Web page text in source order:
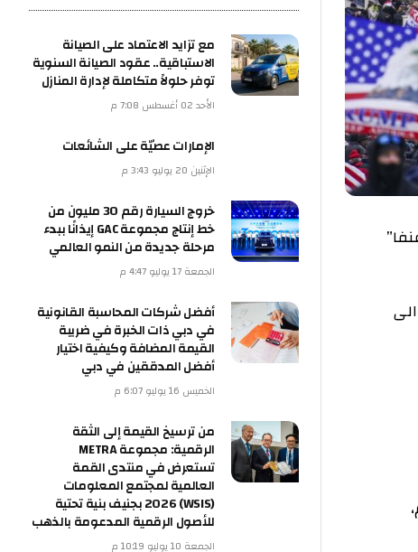
مع تزايد الاعتماد على الصيانة
الاستباقية.. عقود الصيانة السنوية
توفر حلولاً متكاملة لإدارة المنازل
الإمارات عصيّة على الشائعات
خروج السيارة رقم 30 مليون من
خط إنتاج مجموعة GAC إيذانًا ببدء
مرحلة جديدة من النمو العالمي
أفضل شركات المحاسبة القانونية
في دبي ذات الخبرة في ضريبة
القيمة المضافة وكيفية اختيار
أفضل المدققين في دبي
من ترسيخ القيمة إلى الثقة
الرقمية: مجموعة METRA
تستعرض في منتدى القمة
العالمية لمجتمع المعلومات
(WSIS) 2026 بجنيف بنية تحتية
للأصول الرقمية المدعومة بالذهب